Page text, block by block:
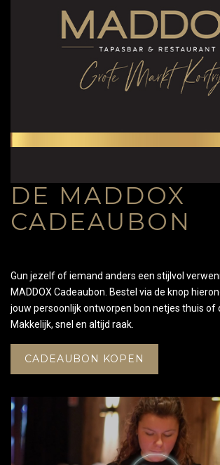
DE MADDOX
CADEAUBON
Gun jezelf of iemand anders een stijlvol
MADDOX Cadeaubon. Bestel via de knop
jouw persoonlijk ontworpen bon netjes thuis of
Makkelijk, snel en altijd raak.
CADEAUBON KOPEN